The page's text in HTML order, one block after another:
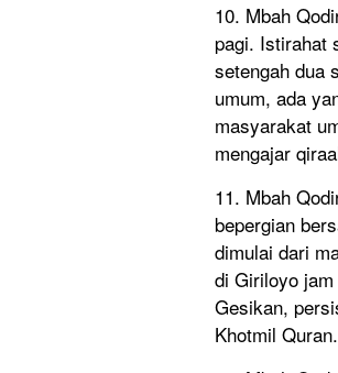
10. Mbah
pagi. Istirahat
setengah dua
umum, ada
masyarakat
mengajar
11. Mbah
bepergian
dimulai dari
di Giriloyo
Gesikan,
Khotmil